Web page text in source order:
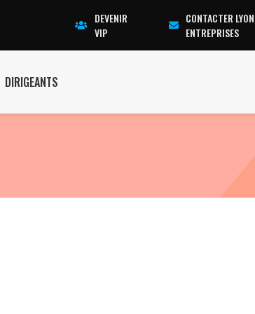
DEVENIR
VIP
CONTACTER LYON
ENTREPRISES
DIRIGEANTS